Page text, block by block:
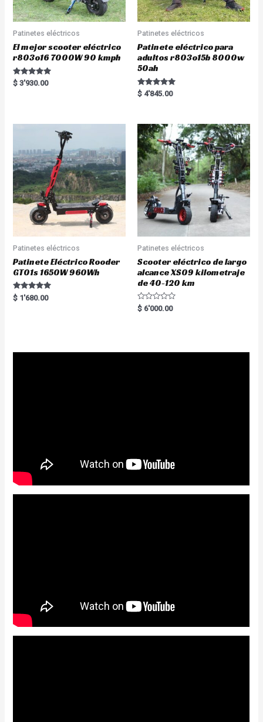
Patinetes eléctricos
El mejor scooter eléctrico
r803o16 7000W 90 kmph
Rated
5.00
$ 3'930.00
Patinetes eléctricos
Patinete eléctrico para
adultos r803o15b 8000w
50ah
Rated
5.00
$ 4'845.00
Patinetes eléctricos
Patinete Eléctrico Rooder
GT01s 1650W 960Wh
Rated
5.00
$ 1'680.00
Patinetes eléctricos
Scooter eléctrico de largo
alcance XS09 kilometraje
de 40-120 km
R
a
$ 6'000.00